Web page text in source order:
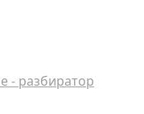
- разбиратор